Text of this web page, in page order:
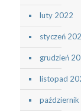
luty 2022
styczeń
grudzień
listopad